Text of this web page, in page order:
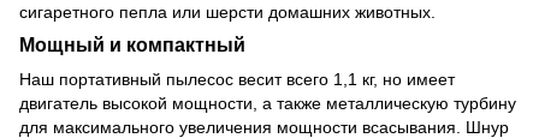
сигаретного пепла или шерсти домашних животных.
Мощный и компактный
Наш портативный пылесос весит всего 1,1 кг, но имеет
двигатель высокой мощности, а также металлическую турбину
для максимального увеличения мощности всасывания. Шнур